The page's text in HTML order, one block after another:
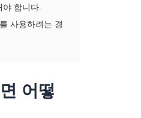
합니다.
사용하려는 경
어떻